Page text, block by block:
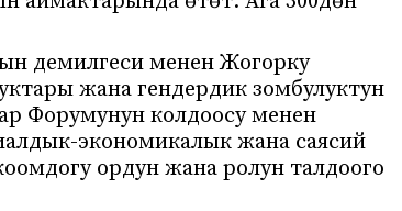
демилгеси менен Жогорку
жана гендердик зомбулуктун
Форумунун колдоосу менен
экономикалык жана саясий
ордун жана ролун талдоого